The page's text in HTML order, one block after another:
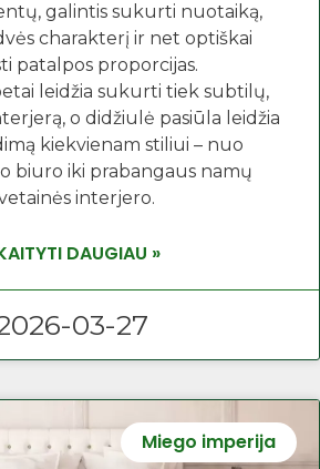
galintis sukurti nuotaiką,
charakterį ir net optiškai
patalpos proporcijas.
leidžia sukurti tiek subtilų,
o didžiulė pasiūla leidžia
kiekvienam stiliui – nuo
biuro iki prabangaus namų
interjero.
DAUGIAU »
03-27
Miego imperija